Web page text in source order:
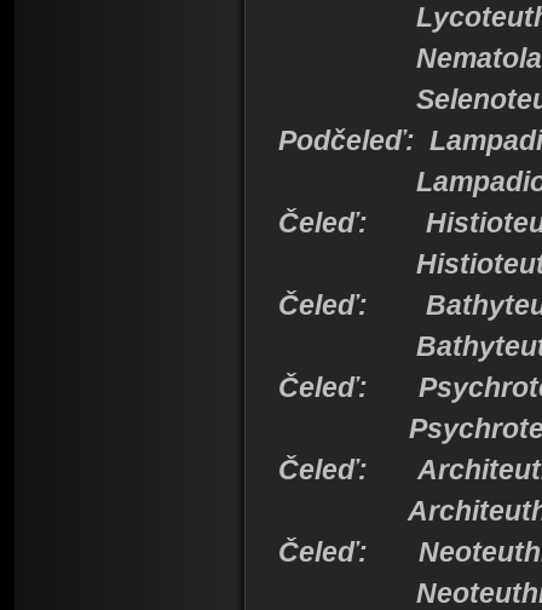
Podčeleď:
Čeleď:
Čeleď:
Čeleď:
Čeleď:
Čeleď: